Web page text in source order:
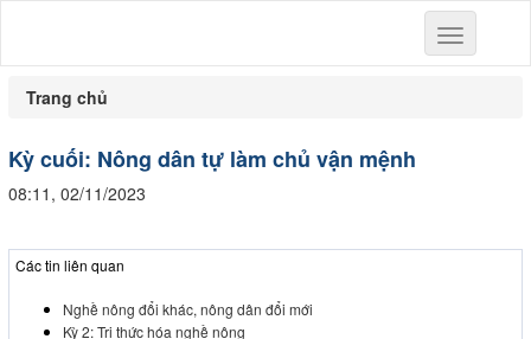
Toggle
navigation
Trang chủ
Kỳ cuối: Nông dân tự làm chủ vận mệnh
08:11, 02/11/2023
Các tin liên quan
Nghề nông đổi khác, nông dân đổi mới
Kỳ 2: Tri thức hóa nghề nông